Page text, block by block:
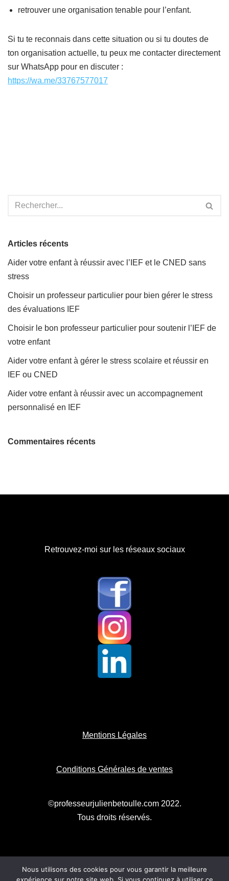
retrouver une organisation tenable pour l’enfant.
Si tu te reconnais dans cette situation ou si tu doutes de
ton organisation actuelle, tu peux me contacter directement
sur WhatsApp pour en discuter :
https://wa.me/33767577017
Articles récents
Aider votre enfant à réussir avec l’IEF et le CNED sans
stress
Choisir un professeur particulier pour bien gérer le stress
des évaluations IEF
Choisir le bon professeur particulier pour soutenir l’IEF de
votre enfant
Aider votre enfant à gérer le stress scolaire et réussir en
IEF ou CNED
Aider votre enfant à réussir avec un accompagnement
personnalisé en IEF
Commentaires récents
Retrouvez-moi sur les réseaux sociaux
Mentions Légales
Conditions Générales de ventes
©professeurjulienbetoulle.com 2022.
Tous droits réservés.
Nous utilisons des cookies pour vous garantir la meilleure